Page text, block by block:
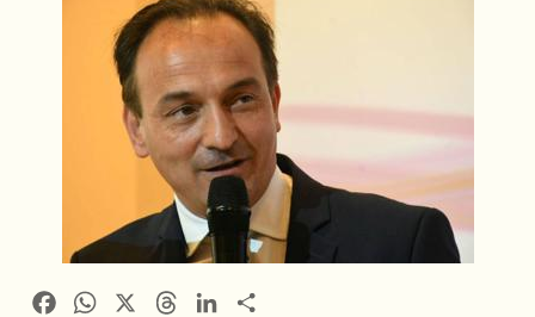
FacebookWhatsApp ThreadsLinkedIn